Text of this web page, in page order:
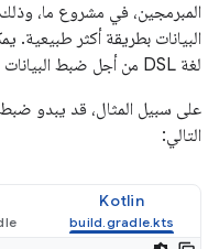
المبرمجين، في مشروع ما،
لغة DSL من أجل ضبط البيانات التي تحتاجها لمهامها.
التالي:
Kotlin